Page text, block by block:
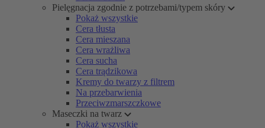
Pielęgnacja zgodnie z potrzebami/typem skóry
Pokaż wszystkie
Cera tłusta
Cera mieszana
Cera wrażliwa
Cera sucha
Cera trądzikowa
Kremy do twarzy z filtrem
Na przebarwienia
Przeciwzmarszczkowe
Maseczki na twarz
Pokaż wszystkie